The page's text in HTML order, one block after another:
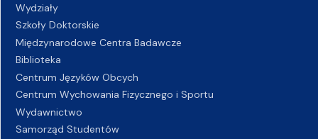
Wydziały
Szkoły Doktorskie
Międzynarodowe Centra Badawcze
Biblioteka
Centrum Języków Obcych
Centrum Wychowania Fizycznego i Sportu
Wydawnictwo
Samorząd Studentów